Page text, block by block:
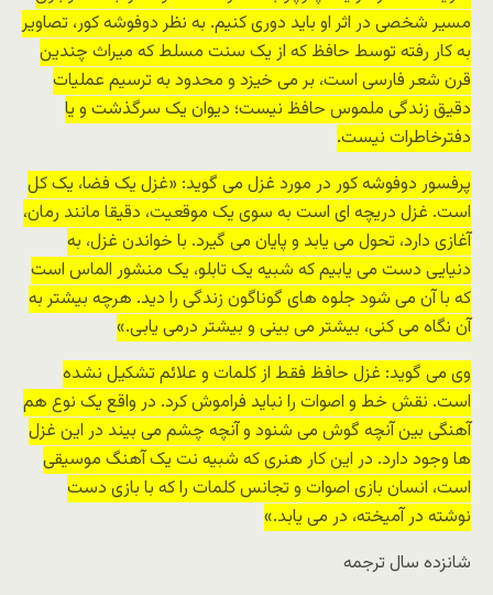
مسیر شخصی در اثر او باید دوری کنیم. به نظر دوفوشه کور، تصاویر
به کار رفته توسط حافظ که از یک سنت مسلط که میراث چندین
قرن شعر فارسی است، بر می خیزد و محدود به ترسیم عملیات
دقیق زندگی ملموس حافظ نیست؛ دیوان یک سرگذشت و یا
دفترخاطرات نیست.
پرفسور دوفوشه کور در مورد غزل می گوید: «غزل یک فضا، یک کل
است. غزل دریچه ای است به سوی یک موقعیت، دقیقا مانند رمان،
آغازی دارد، تحول می یابد و پایان می گیرد. با خواندن غزل، به
دنیایی دست می یابیم که شبیه یک تابلو، یک منشور الماس است
که با آن می شود جلوه های گوناگون زندگی را دید. هرچه بیشتر به
آن نگاه می کنی، بیشتر می بینی و بیشتر درمی یابی.»
وی می گوید: غزل حافظ فقط از کلمات و علائم تشکیل نشده
است. نقش خط و اصوات را نباید فراموش کرد. در واقع یک نوع هم
آهنگی بین آنچه گوش می شنود و آنچه چشم می بیند در این غزل
ها وجود دارد. در این کار هنری که شبیه نت یک آهنگ موسیقی
است، انسان بازی اصوات و تجانس کلمات را که با بازی دست
نوشته در آمیخته، در می یابد.»
شانزده سال ترجمه